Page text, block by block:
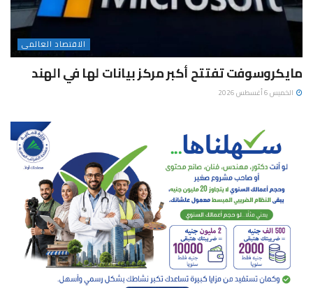
الاقتصاد العالمى
مايكروسوفت تفتتح أكبر مركز بيانات لها في الهند
الخميس 6 أغسطس 2026